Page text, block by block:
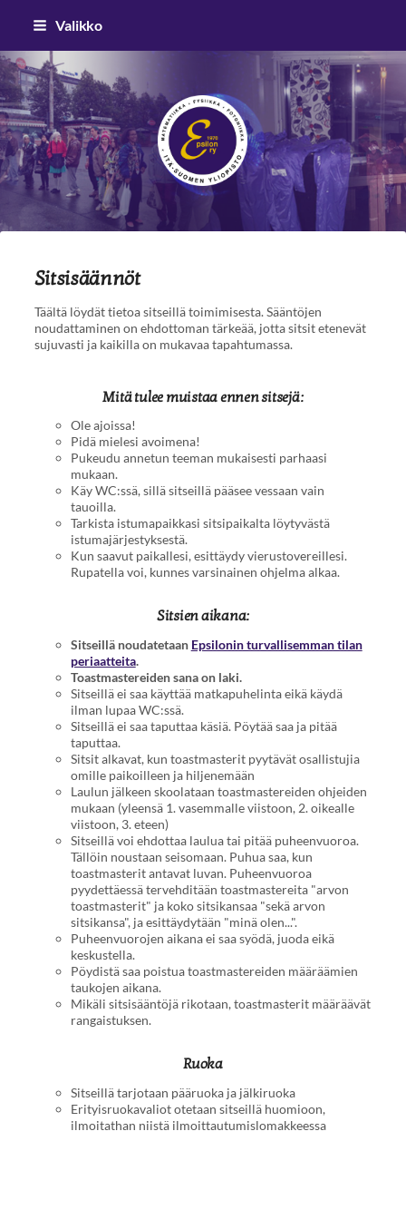
Siirry
sivun
sisältöön
Valikko
Epsilon ry
Sitsisäännöt
Täältä löydät tietoa sitseillä toimimisesta. Sääntöjen
noudattaminen on ehdottoman tärkeää, jotta sitsit etenevät
sujuvasti ja kaikilla on mukavaa tapahtumassa.
Mitä tulee muistaa ennen sitsejä:
Ole ajoissa!
Pidä mielesi avoimena!
Pukeudu annetun teeman mukaisesti parhaasi
mukaan.
Käy WC:ssä, sillä sitseillä pääsee vessaan vain
tauoilla.
Tarkista istumapaikkasi sitsipaikalta löytyvästä
istumajärjestyksestä.
Kun saavut paikallesi, esittäydy vierustovereillesi.
Rupatella voi, kunnes varsinainen ohjelma alkaa.
Sitsien aikana:
Sitseillä noudatetaan Epsilonin turvallisemman tilan
periaatteita.
Toastmastereiden sana on laki.
Sitseillä ei saa käyttää matkapuhelinta eikä käydä
ilman lupaa WC:ssä.
Sitseillä ei saa taputtaa käsiä. Pöytää saa ja pitää
taputtaa.
Sitsit alkavat, kun toastmasterit pyytävät osallistujia
omille paikoilleen ja hiljenemään
Laulun jälkeen skoolataan toastmastereiden ohjeiden
mukaan (yleensä 1. vasemmalle viistoon, 2. oikealle
viistoon, 3. eteen)
Sitseillä voi ehdottaa laulua tai pitää puheenvuoroa.
Tällöin noustaan seisomaan. Puhua saa, kun
toastmasterit antavat luvan. Puheenvuoroa
pyydettäessä tervehditään toastmastereita "arvon
toastmasterit" ja koko sitsikansaa "sekä arvon
sitsikansa", ja esittäydytään "minä olen...".
Puheenvuorojen aikana ei saa syödä, juoda eikä
keskustella.
Pöydistä saa poistua toastmastereiden määräämien
taukojen aikana.
Mikäli sitsisääntöjä rikotaan, toastmasterit määräävät
rangaistuksen.
Ruoka
Sitseillä tarjotaan pääruoka ja jälkiruoka
Erityisruokavaliot otetaan sitseillä huomioon,
ilmoitathan niistä ilmoittautumislomakkeessa